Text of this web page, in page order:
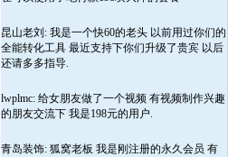
昆山老刘: 我是一个快60的老头 以前用过你们的
全能转化工具 最近支持下你们升级了贵宾 以后
还请多多指导.
lwplmc: 给女朋友做了一个视频 有视频制作兴趣
的朋友交流下 我是198元的用户.
青岛装饰: 狐窝老板 我是刚注册的永久会员 有